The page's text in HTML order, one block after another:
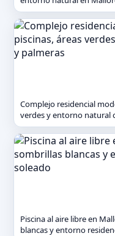
Complejo residencial
verdes y entorno natural
Piscina al aire libre en
blancas y entorno